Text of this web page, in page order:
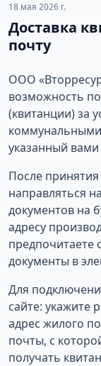
18 мая 2026 г.
Доставка
почту
ООО
возможность
(квитанции) за
указанный
После
направляться
документов на
адресу
предпочитаете
документы в
Для
сайте: укажите
адрес жилого
почты, с
получать